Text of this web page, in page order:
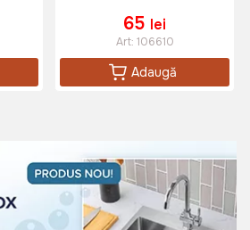
65 lei
Art: 106610
Adaugă